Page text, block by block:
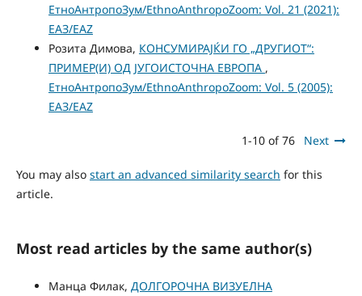
ЕтноАнтропоЗум/EthnoAnthropoZoom: Vol. 21 (2021):
ЕАЗ/EAZ
Розита Димова, КОНСУМИРАЈЌИ ГО „ДРУГИОТ“:
ПРИМЕР(И) ОД ЈУГОИСТОЧНА ЕВРОПА ,
ЕтноАнтропоЗум/EthnoAnthropoZoom: Vol. 5 (2005):
ЕАЗ/EAZ
1-10 of 76 Next
You may also start an advanced similarity search for this
article.
Most read articles by the same author(s)
Манца Филак, ДОЛГОРОЧНА ВИЗУЕЛНА